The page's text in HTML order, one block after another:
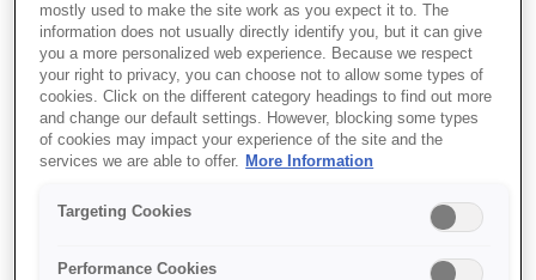
mostly used to make the site work as you expect it to. The
information does not usually directly identify you, but it can give
you a more personalized web experience. Because we respect
your right to privacy, you can choose not to allow some types of
cookies. Click on the different category headings to find out more
and change our default settings. However, blocking some types
of cookies may impact your experience of the site and the
services we are able to offer.
More Information
Targeting Cookies
Performance Cookies